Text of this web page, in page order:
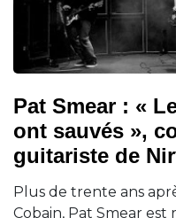
Pat Smear : «
ont sauvés »,
guitariste de
Plus de trente ans
Cobain, Pat Smear est